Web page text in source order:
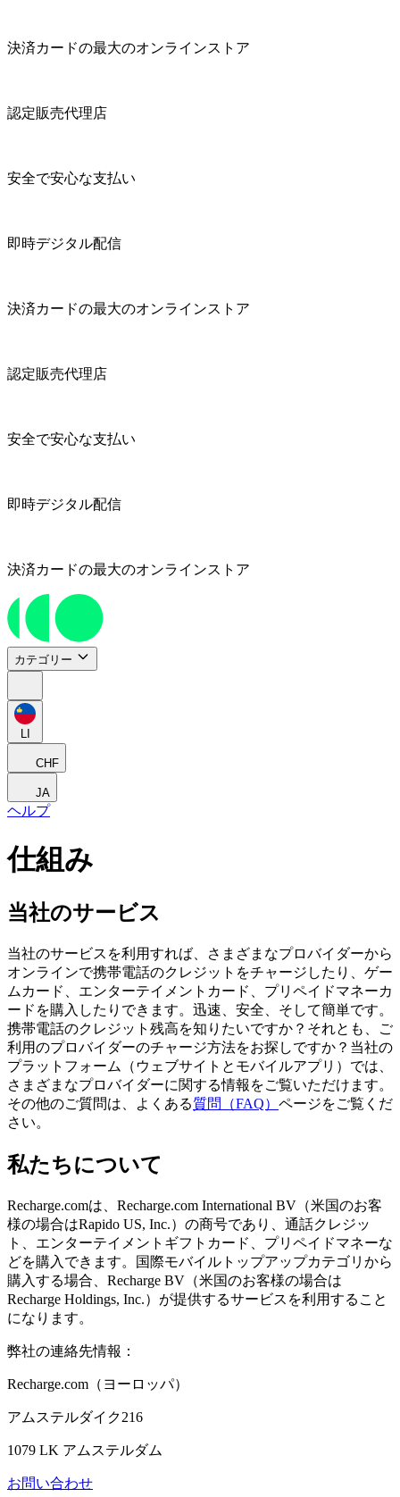
決済カードの最大のオンラインストア
認定販売代理店
安全で安心な支払い
即時デジタル配信
決済カードの最大のオンラインストア
認定販売代理店
安全で安心な支払い
即時デジタル配信
決済カードの最大のオンラインストア
カテゴリー
LI
CHF
JA
ヘルプ
仕組み
当社のサービス
当社のサービスを利用すれば、さまざまなプロバイダーから
オンラインで携帯電話のクレジットをチャージしたり、ゲー
ムカード、エンターテイメントカード、プリペイドマネーカ
ードを購入したりできます。迅速、安全、そして簡単です。
携帯電話のクレジット残高を知りたいですか？それとも、ご
利用のプロバイダーのチャージ方法をお探しですか？当社の
プラットフォーム（ウェブサイトとモバイルアプリ）では、
さまざまなプロバイダーに関する情報をご覧いただけます。
その他のご質問は、よくある質問（FAQ） ページをご覧くだ
さい。
私たちについて
Recharge.comは、Recharge.com International BV（米国のお客
様の場合はRapido US, Inc.）の商号であり、通話クレジッ
ト、エンターテイメントギフトカード、プリペイドマネーな
どを購入できます。国際モバイルトップアップカテゴリから
購入する場合、Recharge BV（米国のお客様の場合は
Recharge Holdings, Inc.）が提供するサービスを利用すること
になります。
弊社の連絡先情報：
Recharge.com（ヨーロッパ）
アムステルダイク216
1079 LK アムステルダム
お問い合わせ